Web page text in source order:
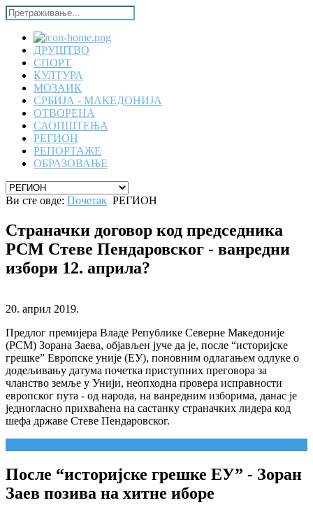
ДРУШТВО
СПОРТ
КУЛТУРА
МОЗАИК
СРБИЈА - МАКЕДОНИЈА
ОТВОРЕНА
САОПШТЕЊА
РЕГИОН
РЕПОРТАЖЕ
ОБРАЗОВАЊЕ
Ви сте овде: Почетак РЕГИОН
Страначки договор код председника
РСМ Стеве Пендаровског - ванредни
избори 12. априла?
20. април 2019.
Предлог премијера Владе Републике Северне Македоније
(РСМ) Зорана Заева, објављен јуче да је, после “историјске
грешке” Европске уније (ЕУ), поновним одлагањем одлуке о
додељивању датума почетка приступних преговора за
чланство земље у Унији, неопходна провера исправности
европског пута - од народа, на ванредним изборима, данас је
једногласно прихваћена на састанку страначких лидера код
шефа државе Стеве Пендаровског.
После “историјске грешке ЕУ” - Зоран
Заев позива на хитне иборе